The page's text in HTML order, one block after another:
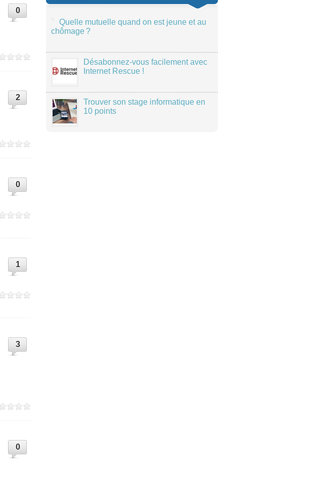
0
2
0
1
3
0
Quelle mutuelle quand on est jeune et au
chômage ?
Désabonnez-vous facilement avec
Internet Rescue !
Trouver son stage informatique en
10 points